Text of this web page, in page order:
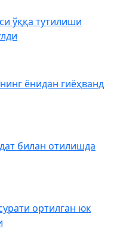
ўққа тутилиши
ёнидан гиёҳванд
билан отилишда
ортилган юк